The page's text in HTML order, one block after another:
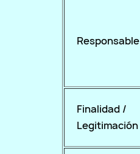
Responsable
Finalidad /
Legitimación